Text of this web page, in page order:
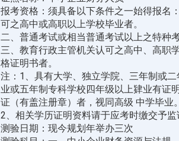
报考资格：须具备以下条件之一始得报名
可之高中或高职以上学校毕业者。
二、普通考试或相当普通考试以上之特种
三、教育行政主管机关认可之高中、高职
格证明书者。
注：1、具有大学、独立学院、三年制或
业或五年制专科学校四年级以上肄业有证
证（有盖注册章）者，视同高级 中学毕业
2、相关学历证明资料请于应考时缴交予
测验日期：现今规划年举办三次